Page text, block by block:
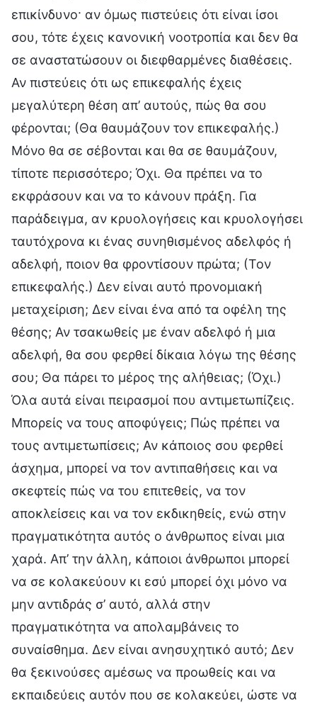
επικίνδυνο· αν όμως πιστεύεις ότι είναι ίσοι
σου, τότε έχεις κανονική νοοτροπία και δεν θα
σε αναστατώσουν οι διεφθαρμένες διαθέσεις.
Αν πιστεύεις ότι ως επικεφαλής έχεις
μεγαλύτερη θέση απ’ αυτούς, πώς θα σου
φέρονται; (Θα θαυμάζουν τον επικεφαλής.)
Μόνο θα σε σέβονται και θα σε θαυμάζουν,
τίποτε περισσότερο; Όχι. Θα πρέπει να το
εκφράσουν και να το κάνουν πράξη. Για
παράδειγμα, αν κρυολογήσεις και κρυολογήσει
ταυτόχρονα κι ένας συνηθισμένος αδελφός ή
αδελφή, ποιον θα φροντίσουν πρώτα; (Τον
επικεφαλής.) Δεν είναι αυτό προνομιακή
μεταχείριση; Δεν είναι ένα από τα οφέλη της
θέσης; Αν τσακωθείς με έναν αδελφό ή μια
αδελφή, θα σου φερθεί δίκαια λόγω της θέσης
σου; Θα πάρει το μέρος της αλήθειας; (Όχι.)
Όλα αυτά είναι πειρασμοί που αντιμετωπίζεις.
Μπορείς να τους αποφύγεις; Πώς πρέπει να
τους αντιμετωπίσεις; Αν κάποιος σου φερθεί
άσχημα, μπορεί να τον αντιπαθήσεις και να
σκεφτείς πώς να του επιτεθείς, να τον
αποκλείσεις και να τον εκδικηθείς, ενώ στην
πραγματικότητα αυτός ο άνθρωπος είναι μια
χαρά. Απ’ την άλλη, κάποιοι άνθρωποι μπορεί
να σε κολακεύουν κι εσύ μπορεί όχι μόνο να
μην αντιδράς σ’ αυτό, αλλά στην
πραγματικότητα να απολαμβάνεις το
συναίσθημα. Δεν είναι ανησυχητικό αυτό; Δεν
θα ξεκινούσες αμέσως να προωθείς και να
εκπαιδεύεις αυτόν που σε κολακεύει, ώστε να